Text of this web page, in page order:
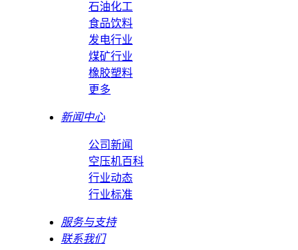
石油化工
食品饮料
发电行业
煤矿行业
橡胶塑料
更多
新闻中心
公司新闻
空压机百科
行业动态
行业标准
服务与支持
联系我们